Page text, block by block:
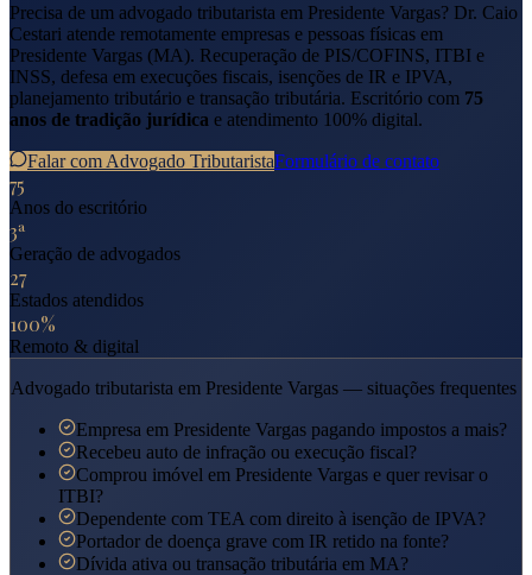
Precisa de um advogado tributarista em Presidente Vargas? Dr. Caio
Cestari atende remotamente empresas e pessoas físicas em
Presidente Vargas (MA). Recuperação de PIS/COFINS, ITBI e
INSS, defesa em execuções fiscais, isenções de IR e IPVA,
planejamento tributário e transação tributária. Escritório com 75
anos de tradição jurídica e atendimento 100% digital.
Falar com Advogado TributaristaFormulário de contato
75
Anos do escritório
3ª
Geração de advogados
27
Estados atendidos
100%
Remoto & digital
Advogado tributarista em Presidente Vargas — situações frequentes
Empresa em Presidente Vargas pagando impostos a mais?
Recebeu auto de infração ou execução fiscal?
Comprou imóvel em Presidente Vargas e quer revisar o
ITBI?
Dependente com TEA com direito à isenção de IPVA?
Portador de doença grave com IR retido na fonte?
Dívida ativa ou transação tributária em MA?